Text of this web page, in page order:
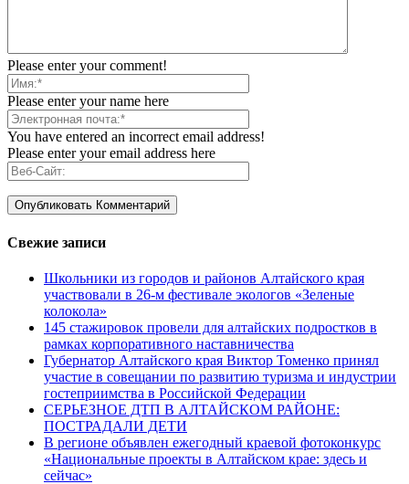
Please enter your comment!
Please enter your name here
You have entered an incorrect email address!
Please enter your email address here
Свежие записи
Школьники из городов и районов Алтайского края
участвовали в 26-м фестивале экологов «Зеленые
колокола»
145 стажировок провели для алтайских подростков в
рамках корпоративного наставничества
Губернатор Алтайского края Виктор Томенко принял
участие в совещании по развитию туризма и индустрии
гостеприимства в Российской Федерации
СЕРЬЕЗНОЕ ДТП В АЛТАЙСКОМ РАЙОНЕ:
ПОСТРАДАЛИ ДЕТИ
В регионе объявлен ежегодный краевой фотоконкурс
«Национальные проекты в Алтайском крае: здесь и
сейчас»